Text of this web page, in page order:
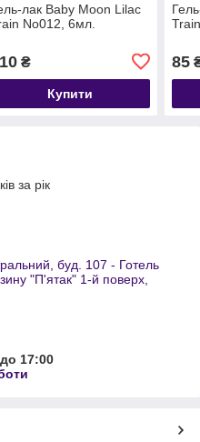
лак Baby Moon Lilac
No012, 6мл.
₴
Купити
85
за рік
буд. 107 - Готель
"П'ятак" 1-й поверх,
17:00